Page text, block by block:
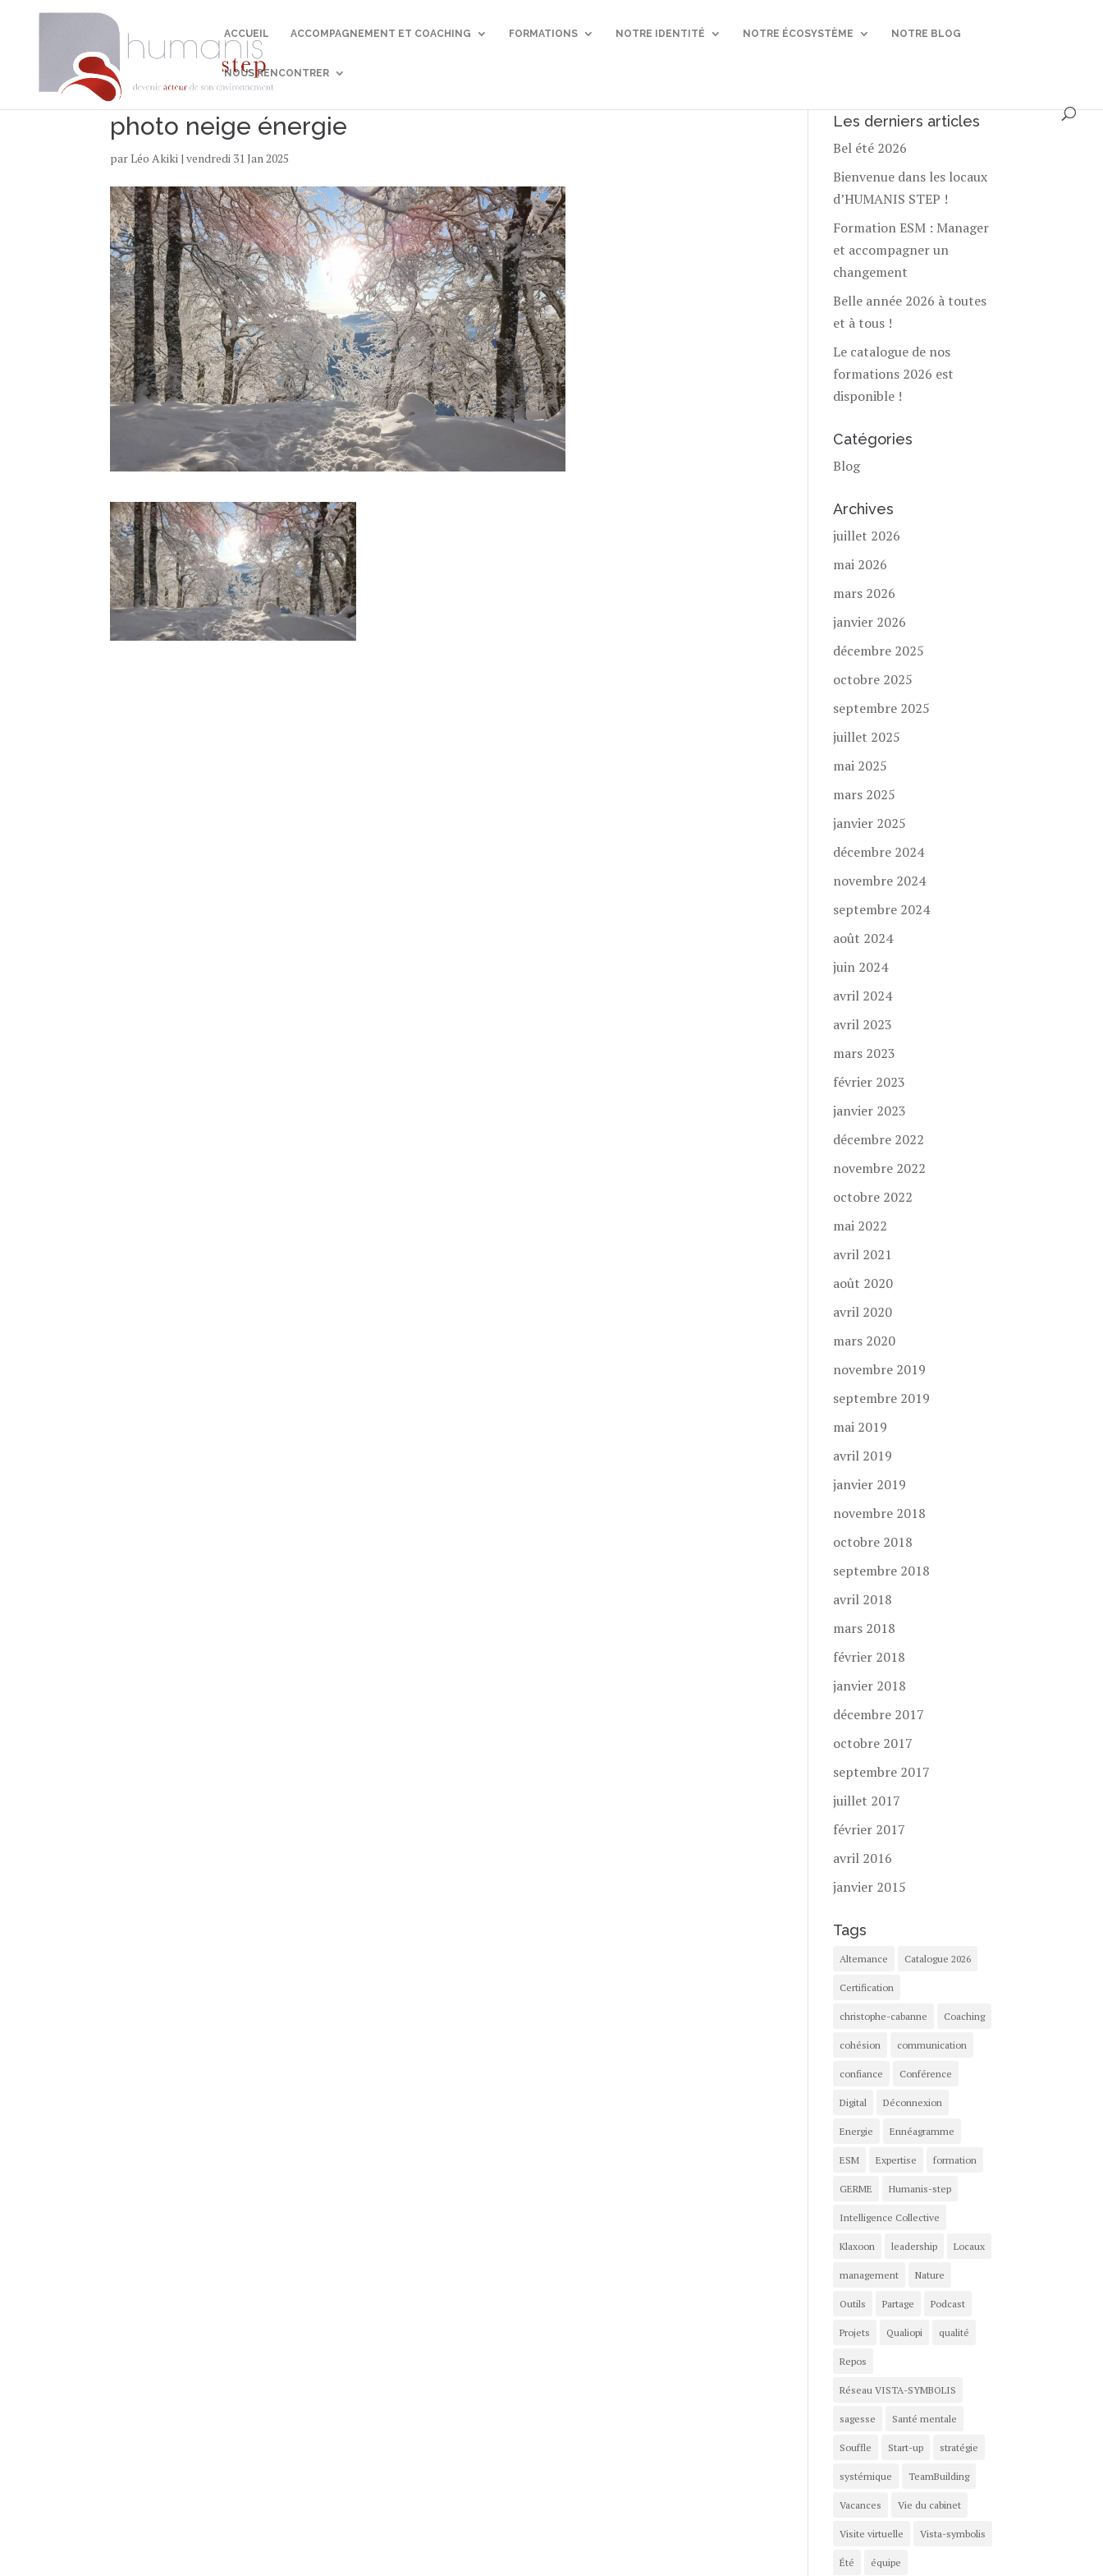
ACCUEIL ACCOMPAGNEMENT ET COACHING FORMATIONS NOTRE IDENTITÉ NOTRE ÉCOSYSTÈME NOTRE BLOG
NOUS RENCONTRER
photo neige énergie
parLéo Akiki |vendredi 31 Jan 2025
Les derniers articles
Bel été 2026
Bienvenue dans les locaux
d’HUMANIS STEP !
Formation ESM : Manager
et accompagner un
changement
Belle année 2026 à toutes
et à tous !
Le catalogue de nos
formations 2026 est
disponible !
Catégories
Blog
Archives
juillet 2026
mai 2026
mars 2026
janvier 2026
décembre 2025
octobre 2025
septembre 2025
juillet 2025
mai 2025
mars 2025
janvier 2025
décembre 2024
novembre 2024
septembre 2024
août 2024
juin 2024
avril 2024
avril 2023
mars 2023
février 2023
janvier 2023
décembre 2022
novembre 2022
octobre 2022
mai 2022
avril 2021
août 2020
avril 2020
mars 2020
novembre 2019
septembre 2019
mai 2019
avril 2019
janvier 2019
novembre 2018
octobre 2018
septembre 2018
avril 2018
mars 2018
février 2018
janvier 2018
décembre 2017
octobre 2017
septembre 2017
juillet 2017
février 2017
avril 2016
janvier 2015
Tags
Alternance Catalogue 2026
Certification
christophe-cabanne Coaching
cohésion communication
confiance Conférence
Digital Déconnexion
Energie Ennéagramme
ESM Expertise formation
GERME Humanis-step
Intelligence Collective
Klaxoon leadership Locaux
management Nature
Outils Partage Podcast
Projets Qualiopi qualité
Repos
Réseau VISTA-SYMBOLIS
sagesse Santé mentale
Souffle Start-up stratégie
systémique TeamBuilding
Vacances Vie du cabinet
Visite virtuelle Vista-symbolis
Été équipe